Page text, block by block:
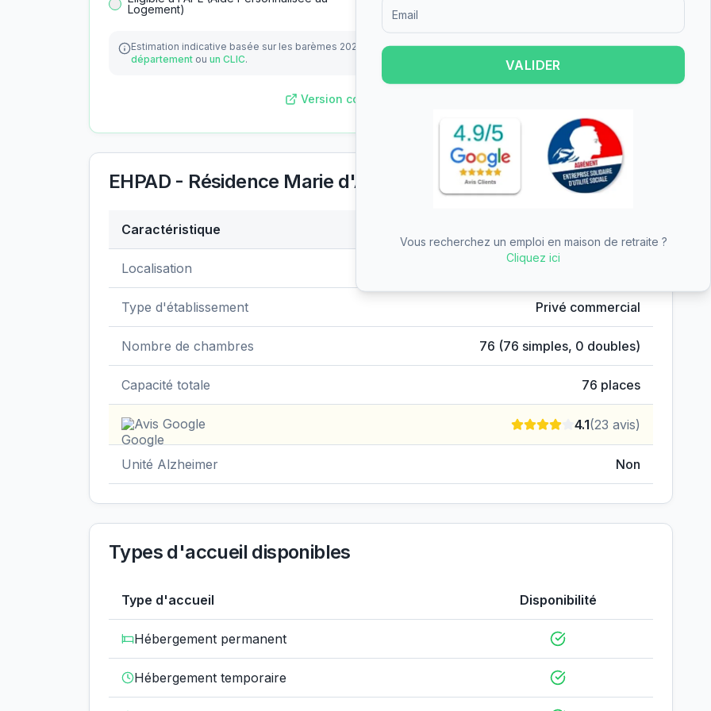
Logement)
Estimation indicative basée sur les barèmes 2026. Pour une simulation officielle, contactez l'APA de votre
département ou un CLIC.
Version complète du simulateur
EHPAD - Résidence Marie d'Albret en chiffres
Caractéristique
Localisation Charente-Maritime
Type d'établissement Privé commercial
Nombre de chambres 76 (76 simples, 0 doubles)
Capacité totale 76 places
Avis Google 4.1(23 avis)
Unité Alzheimer Non
Types d'accueil disponibles
Type d'accueil Disponibilité
Hébergement permanent
Hébergement temporaire
VALIDER
Vous recherchez un emploi en maison de retraite ?
Cliquez ici